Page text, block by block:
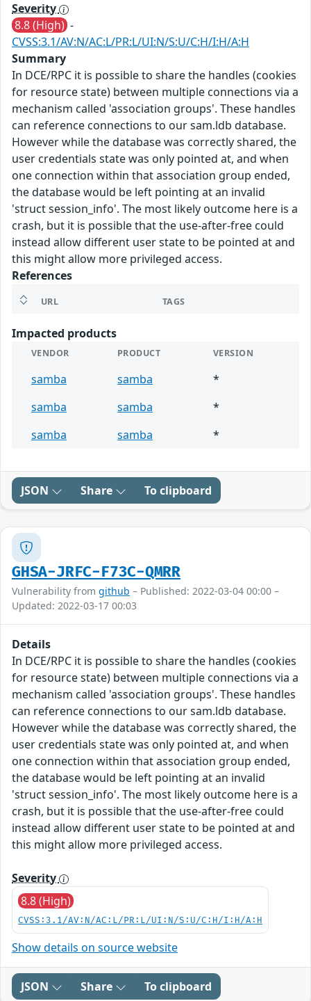
Severity
8.8 (High) -
CVSS:3.1/AV:N/AC:L/PR:L/UI:N/S:U/C:H/I:H/A:H
Summary
In DCE/RPC it is possible to share the handles (cookies
for resource state) between multiple connections via a
mechanism called 'association groups'. These handles
can reference connections to our sam.ldb database.
However while the database was correctly shared, the
user credentials state was only pointed at, and when
one connection within that association group ended,
the database would be left pointing at an invalid
'struct session_info'. The most likely outcome here is a
crash, but it is possible that the use-after-free could
instead allow different user state to be pointed at and
this might allow more privileged access.
References
URL TAGS
Impacted products
VENDOR PRODUCT VERSION
samba samba
*
samba
samba
*
samba
samba *
JSON Share To clipboard
GHSA-JRFC-F73C-QMRR
Vulnerability from github – Published: 2022-03-04 00:00 –
Updated: 2022-03-17 00:03
Details
In DCE/RPC it is possible to share the handles (cookies
for resource state) between multiple connections via a
mechanism called 'association groups'. These handles
can reference connections to our sam.ldb database.
However while the database was correctly shared, the
user credentials state was only pointed at, and when
one connection within that association group ended,
the database would be left pointing at an invalid
'struct session_info'. The most likely outcome here is a
crash, but it is possible that the use-after-free could
instead allow different user state to be pointed at and
this might allow more privileged access.
Severity
8.8 (High)
CVSS:3.1/AV:N/AC:L/PR:L/UI:N/S:U/C:H/I:H/A:H
Show details on source website
JSON Share To clipboard